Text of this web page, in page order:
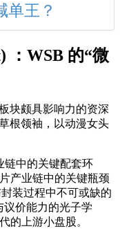
单王？
：WSB 的“微
块颇具影响力的资深
根领袖，以动漫女头
链中的关键配套环
产业链中的关键瓶颈
装过程中不可或缺的
议价能力的光子学
的上游小盘股。